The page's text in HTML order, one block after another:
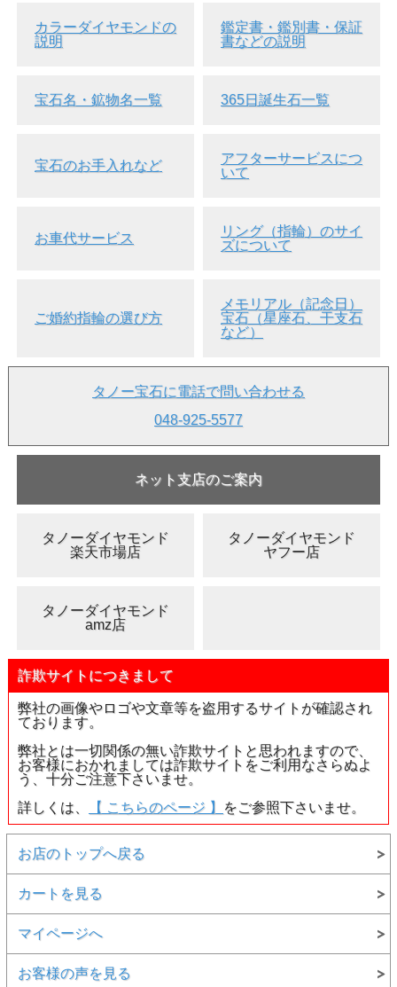
カラーダイヤモンドの
説明
鑑定書・鑑別書・保証
書などの説明
宝石名・鉱物名一覧 365日誕生石一覧
宝石のお手入れなど
アフターサービスにつ
いて
お車代サービス
リング（指輪）のサイ
ズについて
ご婚約指輪の選び方
メモリアル（記念日）
宝石（星座石、干支石
など）
タノー宝石に電話で問い合わせる
048-925-5577
ネット支店のご案内
タノーダイヤモンド
楽天市場店
タノーダイヤモンド
ヤフー店
タノーダイヤモンド
amz店
詐欺サイトにつきまして
弊社の画像やロゴや文章等を盗用するサイトが確認され
ております。
弊社とは一切関係の無い詐欺サイトと思われますので、
お客様におかれましては詐欺サイトをご利用なさらぬよ
う、十分ご注意下さいませ。
詳しくは、
【 こちらのページ 】 をご参照下さいませ。
お店のトップへ戻る
カートを見る
マイページへ
お客様の声を見る